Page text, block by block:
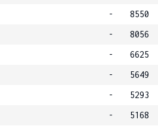
-
8550
-
8056
-
6625
-
5649
-
5293
-
5168